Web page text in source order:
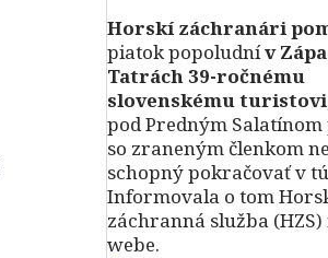
Horskí záchranári
piatok popoludnív
Tatrách 39-ročnému
slovenskému turistovi
pod Predným
so zraneným členkom
schopný pokračovať v
Informovala o tom
záchranná služba
webe.